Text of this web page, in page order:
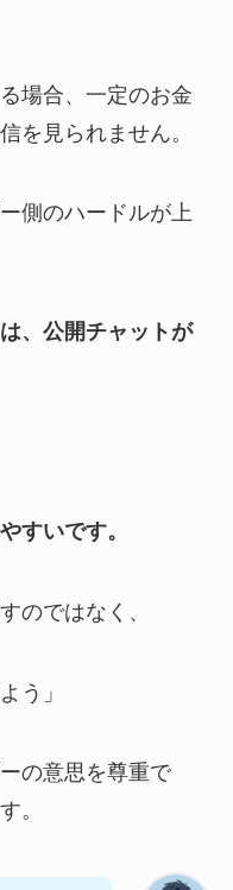
場合、一定のお金
を見られません。
側のハードルが上
、公開チャットが
すいです。
のではなく、
う」
の意思を尊重で
。